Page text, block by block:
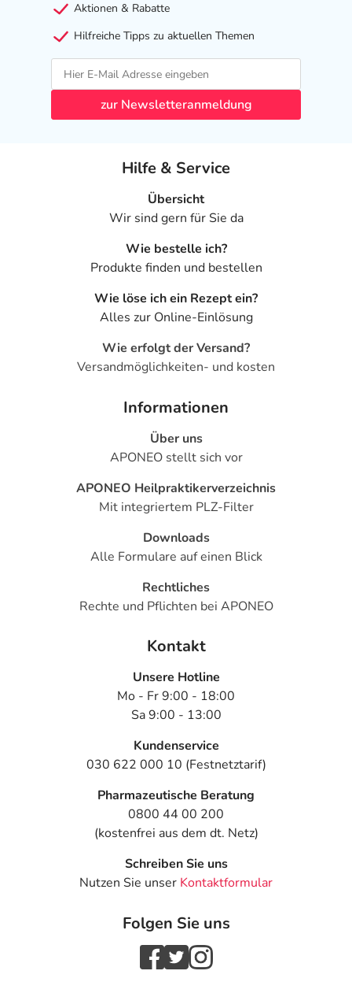
Aktionen & Rabatte
Hilfreiche Tipps zu aktuellen Themen
zur Newsletteranmeldung
Hilfe & Service
Übersicht
Wir sind gern für Sie da
Wie bestelle ich?
Produkte finden und bestellen
Wie löse ich ein Rezept ein?
Alles zur Online-Einlösung
Wie erfolgt der Versand?
Versandmöglichkeiten- und kosten
Informationen
Über uns
APONEO stellt sich vor
APONEO Heilpraktikerverzeichnis
Mit integriertem PLZ-Filter
Downloads
Alle Formulare auf einen Blick
Rechtliches
Rechte und Pflichten bei APONEO
Kontakt
Unsere Hotline
Mo - Fr 9:00 - 18:00
Sa 9:00 - 13:00
Kundenservice
030 622 000 10 (Festnetztarif)
Pharmazeutische Beratung
0800 44 00 200
(kostenfrei aus dem dt. Netz)
Schreiben Sie uns
Nutzen Sie unser Kontaktformular
Folgen Sie uns